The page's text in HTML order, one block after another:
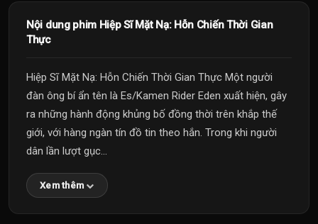
Nội dung phim Hiệp Sĩ Mặt Nạ: Hỗn Chiến Thời Gian
Thực
Hiệp Sĩ Mặt Nạ: Hỗn Chiến Thời Gian Thực Một người
đàn ông bí ẩn tên là Es/Kamen Rider Eden xuất hiện, gây
ra những hành động khủng bố đồng thời trên khắp thế
giới, với hàng ngàn tín đồ tin theo hắn. Trong khi người
dân lần lượt gục...
Xem thêm